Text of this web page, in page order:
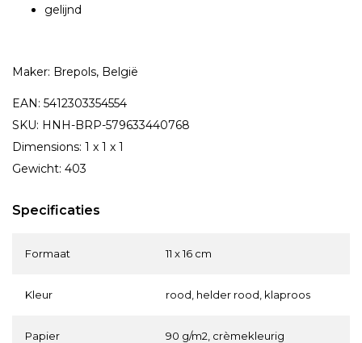
gelijnd
Maker: Brepols, België
EAN: 5412303354554
SKU: HNH-BRP-579633440768
Dimensions: 1 x 1 x 1
Gewicht: 403
Specificaties
Formaat 11 x 16 cm
Kleur rood, helder rood, klaproos
Papier 90 g/m2, crèmekleurig